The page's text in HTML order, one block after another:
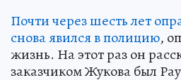
Почти через шесть лет
снова явился в полицию,
жизнь. На этот раз он
заказчиком Жукова был